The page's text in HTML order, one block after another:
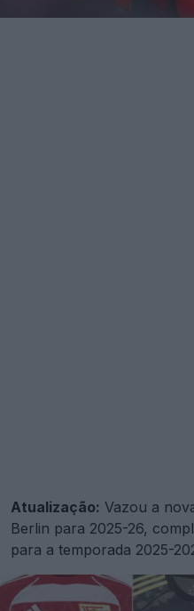
Atualização: Vazou a
Berlin para 2025-26,
para a temporada 2025-